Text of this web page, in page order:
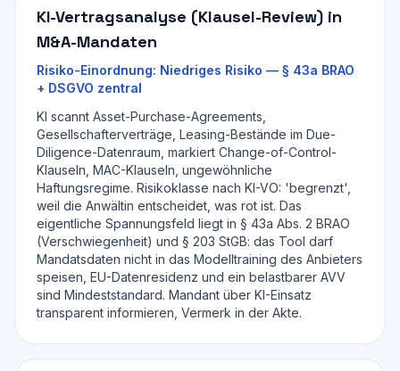
KI-Vertragsanalyse (Klausel-Review) in
M&A-Mandaten
Risiko-Einordnung: Niedriges Risiko — § 43a BRAO
+ DSGVO zentral
KI scannt Asset-Purchase-Agreements,
Gesellschafterverträge, Leasing-Bestände im Due-
Diligence-Datenraum, markiert Change-of-Control-
Klauseln, MAC-Klauseln, ungewöhnliche
Haftungsregime. Risikoklasse nach KI-VO: 'begrenzt',
weil die Anwältin entscheidet, was rot ist. Das
eigentliche Spannungsfeld liegt in § 43a Abs. 2 BRAO
(Verschwiegenheit) und § 203 StGB: das Tool darf
Mandatsdaten nicht in das Modelltraining des Anbieters
speisen, EU-Datenresidenz und ein belastbarer AVV
sind Mindeststandard. Mandant über KI-Einsatz
transparent informieren, Vermerk in der Akte.